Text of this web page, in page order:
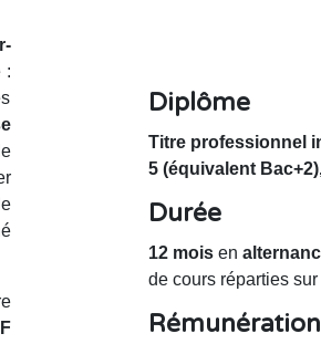
:
Durée
12 mois en
de cours réparties sur
Diplôme
Titre professionnel
5 (équivalent
Rémunération